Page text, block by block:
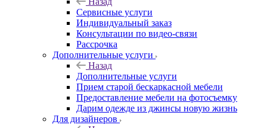
Сервисные услуги
Индивидуальный заказ
Консультации по видео-связи
Рассрочка
Дополнительные услуги
Назад
Дополнительные услуги
Прием старой бескаркасной мебели
Предоставление мебели на фотосъемку
Дарим одежде из джинсы новую жизнь
Для дизайнеров